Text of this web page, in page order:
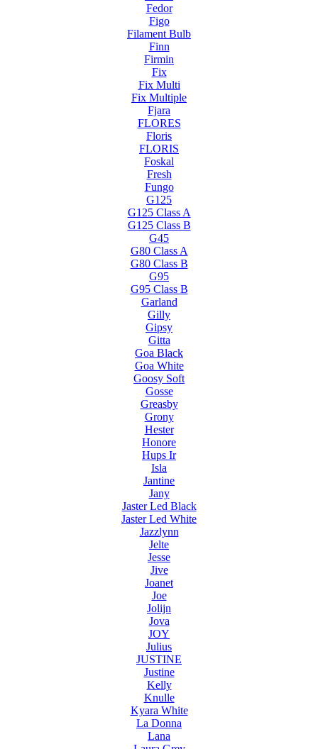
Fedor
Figo
Filament Bulb
Finn
Firmin
Fix
Fix Multi
Fix Multiple
Fjara
FLORES
Floris
FLORIS
Foskal
Fresh
Fungo
G125
G125 Class A
G125 Class B
G45
G80 Class A
G80 Class B
G95
G95 Class B
Garland
Gilly
Gipsy
Gitta
Goa Black
Goa White
Goosy Soft
Gosse
Greasby
Grony
Hester
Honore
Hups Ir
Isla
Jantine
Jany
Jaster Led Black
Jaster Led White
Jazzlynn
Jelte
Jesse
Jive
Joanet
Joe
Jolijn
Jova
JOY
Julius
JUSTINE
Justine
Kelly
Knulle
Kyara White
La Donna
Lana